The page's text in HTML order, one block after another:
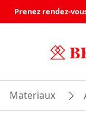
Prenez rendez-
Materiaux